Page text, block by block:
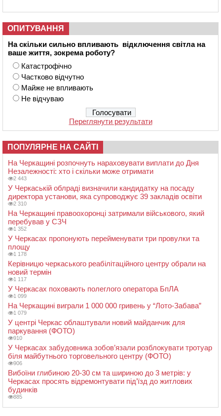
ОПИТУВАННЯ
На скільки сильно впливають відключення світла на
ваше життя, зокрема роботу?
Катастрофічно
Частково відчутно
Майже не впливають
Не відчуваю
Переглянути результати
ПОПУЛЯРНЕ НА САЙТІ
На Черкащині розпочнуть нараховувати виплати до Дня
Незалежності: хто і скільки може отримати
2 443
У Черкаській облраді визначили кандидатку на посаду
директора установи, яка супроводжує 39 закладів освіти
2 310
На Черкащині правоохоронці затримали військового, який
перебував у СЗЧ
1 352
У Черкасах пропонують перейменувати три провулки та
площу
1 178
Керівницю черкаського реабілітаційного центру обрали на
новий термін
1 117
У Черкасах поховають полеглого оператора БпЛА
1 099
На Черкащині виграли 1 000 000 гривень у “Лото-Забава”
1 079
У центрі Черкас облаштували новий майданчик для
паркування (ФОТО)
910
У Черкасах забудовника зобов’язали розблокувати тротуар
біля майбутнього торговельного центру (ФОТО)
906
Вибоїни глибиною 20-30 см та шириною до 3 метрів: у
Черкасах просять відремонтувати під’їзд до житлових
будинків
885